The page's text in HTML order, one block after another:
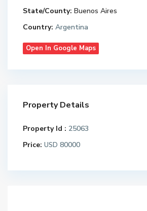
State/County: Buenos Aires
Country: Argentina
Open In Google Maps
Property Details
Property Id : 25063
Price: USD 80000